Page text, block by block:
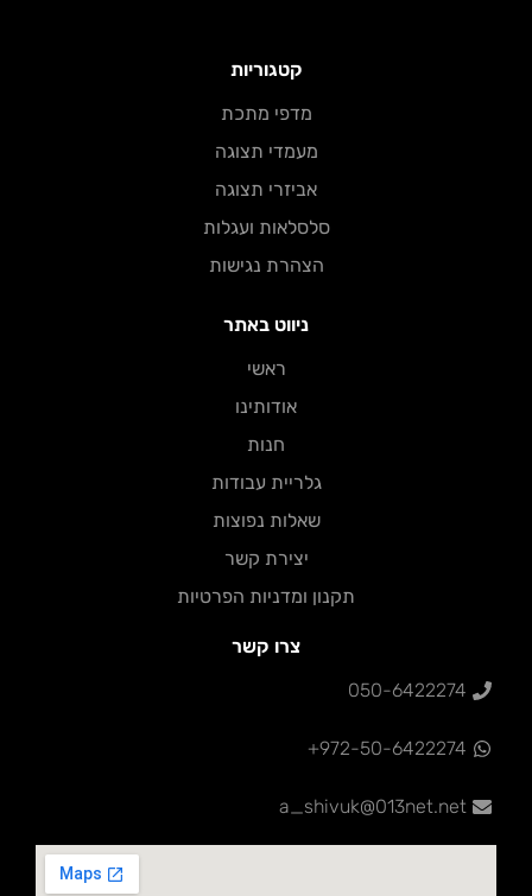
קטגוריות
מדפי מתכת​
מעמדי תצוגה
אביזרי תצוגה
סלסלאות ועגלות
הצהרת נגישות
ניווט באתר
ראשי
אודותינו
חנות
גלריית עבודות
שאלות נפוצות
יצירת קשר
תקנון ומדניות הפרטיות
צרו קשר
050-6422274
972-50-6422274+
a_shivuk@013net.net‏